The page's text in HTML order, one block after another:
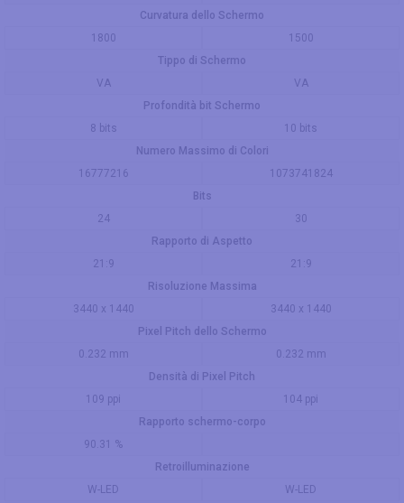
Curvatura dello Schermo
1800
1500
Tippo di Schermo
VA
VA
Profondità bit Schermo
8 bits
10 bits
Numero Massimo di Colori
16777216
1073741824
Bits
24
30
Rapporto di Aspetto
21:9
21:9
Risoluzione Massima
3440 x 1440
3440 x 1440
Pixel Pitch dello Schermo
0.232 mm
0.232 mm
Densità di Pixel Pitch
109 ppi
104 ppi
Rapporto schermo-corpo
90.31 %
Retroilluminazione
W-LED
W-LED